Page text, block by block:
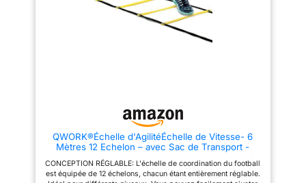
d'aujourd'hui. Entraînement :
football, soccer, basketball,
votre corps et même votre
temps de réaction. LA TAILLE
PARFAITE : Cet accessoire
d'entraînement de vitesse et de
football a la taille optimale pour
entraînement : créez votre
propre piste de course pour un
cônes peuvent être placés dans
une variété de formations, et
QWORK®Échelle d'AgilitéÉchelle de Vitesse- 6
Mètres 12 Echelon – avec Sac de Transport -
Utilisé pour Entraînement de Vitesse et d'Agilité
CONCEPTION RÉGLABLE: L'échelle de coordination du football
est équipée de 12 échelons, chacun étant entièrement réglable.